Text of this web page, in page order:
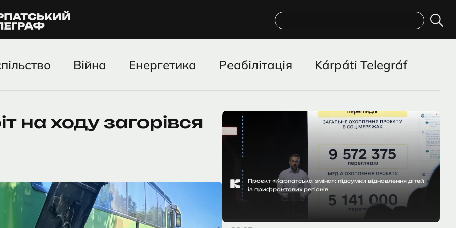
Пошук
Війна Енергетика Реабілітація Kárpáti Telegráf
на ходу загорівся
Проєкт «Карпатська зміна»: підсумки відновлення дітей
із прифронтових регіонів